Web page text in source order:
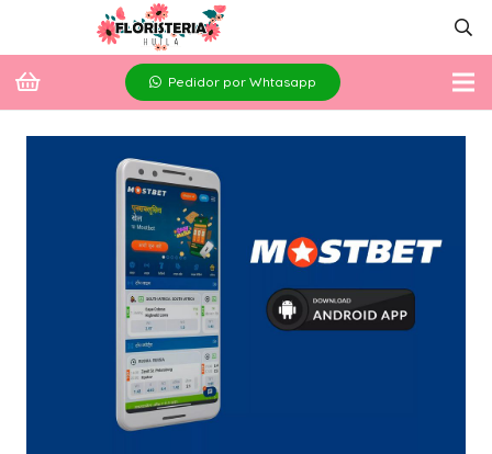
Pedidor por Whtasapp